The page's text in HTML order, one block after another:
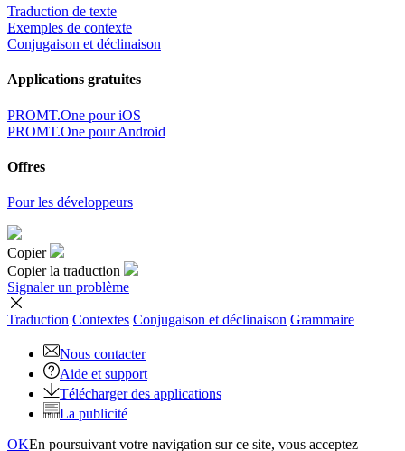
Traduction de texte
Exemples de contexte
Conjugaison et déclinaison
Applications gratuites
PROMT.One pour iOS
PROMT.One pour Android
Offres
Pour les développeurs
Copier
Copier la traduction
Signaler un problème
Traduction Contextes Conjugaison et déclinaison Grammaire
Nous contacter
Aide et support
Télécharger des applications
La publicité
OKEn poursuivant votre navigation sur ce site, vous acceptez